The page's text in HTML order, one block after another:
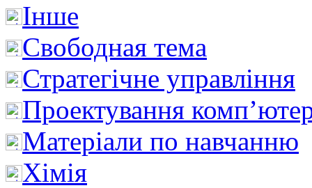
Інше
Свободная тема
Стратегічне управління
Проектування
Матеріали по навчанню
Хімія